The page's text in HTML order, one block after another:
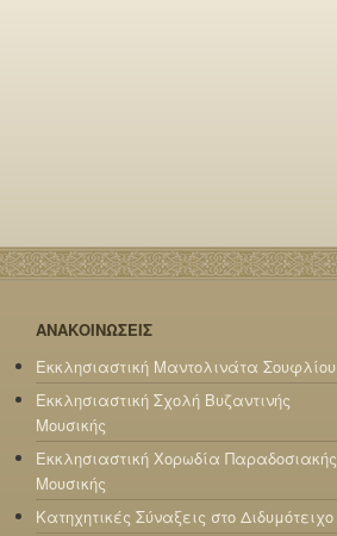
ΑΝΑΚΟΙΝΩΣΕΙΣ
Εκκλησιαστική Μαντολινάτα Σουφλίου
Εκκλησιαστική Σχολή Βυζαντινής
Μουσικής
Εκκλησιαστική Χορωδία Παραδοσιακής
Μουσικής
Κατηχητικές Σύναξεις στο Διδυμότειχο